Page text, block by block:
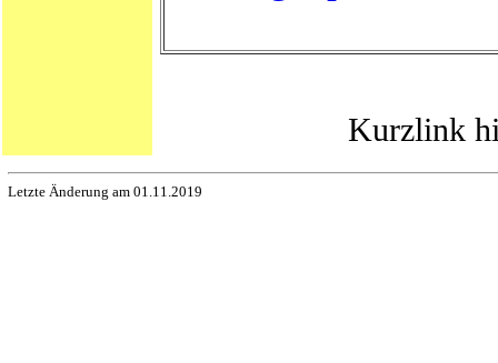
Kurzlink
Letzte Änderung am 01.11.2019